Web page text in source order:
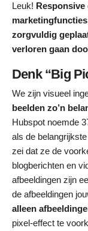
Leuk!
zorgvuldig
verloren gaan
Denk “Big
We zijn visueel
beelden zo’n
Hubspot noemde
als de
zei dat ze de
blogberichten en
afbeeldingen zijn
de afbeeldingen
alleen
pixel-effect te